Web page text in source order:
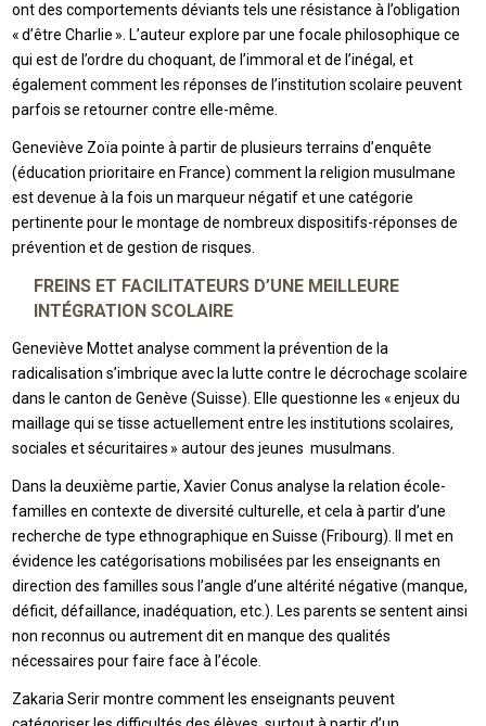
ont des comportements déviants tels une résistance à l’obligation
« d’être Charlie ». L’auteur explore par une focale philosophique ce
qui est de l’ordre du choquant, de l’immoral et de l’inégal, et
également comment les réponses de l’institution scolaire peuvent
parfois se retourner contre elle-même.
Geneviève Zoïa pointe à partir de plusieurs terrains d’enquête
(éducation prioritaire en France) comment la religion musulmane
est devenue à la fois un marqueur négatif et une catégorie
pertinente pour le montage de nombreux dispositifs-réponses de
prévention et de gestion de risques.
FREINS ET FACILITATEURS D’UNE MEILLEURE
INTÉGRATION SCOLAIRE
Geneviève Mottet analyse comment la prévention de la
radicalisation s’imbrique avec la lutte contre le décrochage scolaire
dans le canton de Genève (Suisse). Elle questionne les « enjeux du
maillage qui se tisse actuellement entre les institutions scolaires,
sociales et sécuritaires » autour des jeunes musulmans.
Dans la deuxième partie, Xavier Conus analyse la relation école-
familles en contexte de diversité culturelle, et cela à partir d’une
recherche de type ethnographique en Suisse (Fribourg). Il met en
évidence les catégorisations mobilisées par les enseignants en
direction des familles sous l’angle d’une altérité négative (manque,
déficit, défaillance, inadéquation, etc.). Les parents se sentent ainsi
non reconnus ou autrement dit en manque des qualités
nécessaires pour faire face à l’école.
Zakaria Serir montre comment les enseignants peuvent